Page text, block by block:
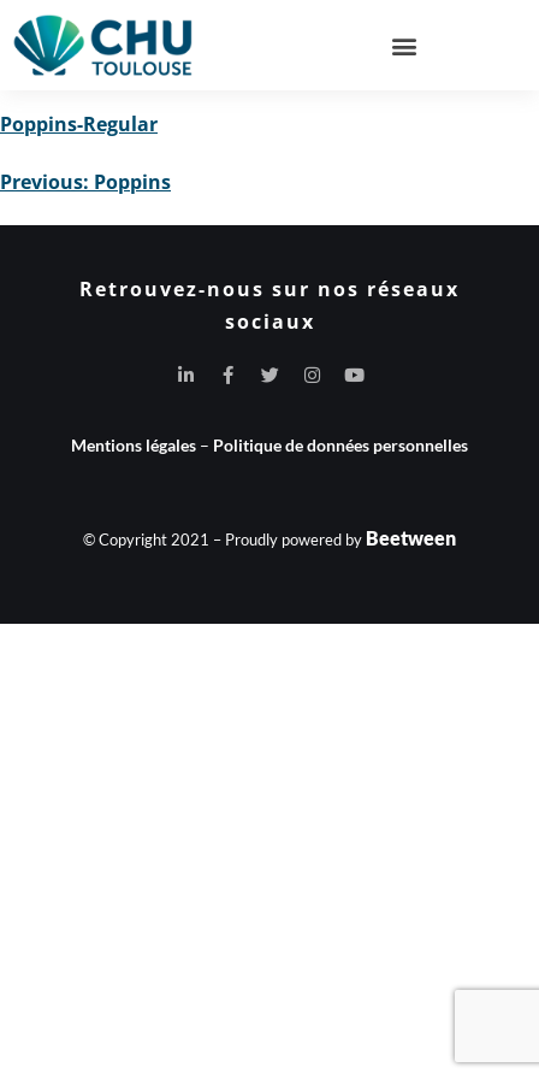
Poppins-Regular
Previous: Poppins
Retrouvez-nous sur nos réseaux
sociaux
Mentions légales – Politique de données personnelles
© Copyright 2021 – Proudly powered by Beetween